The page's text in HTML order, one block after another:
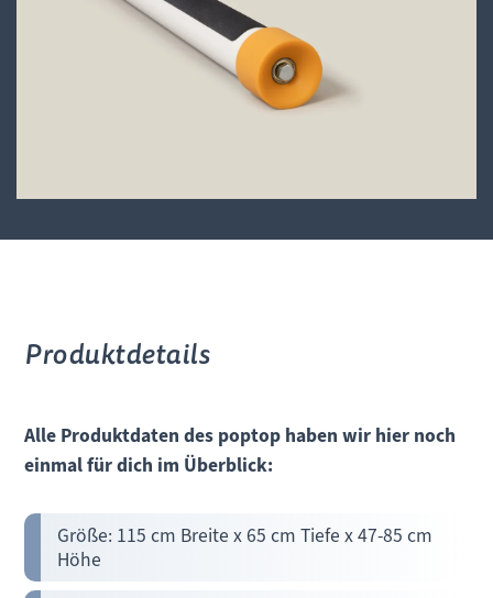
Produktdetails
Alle Produktdaten des poptop haben wir hier noch
einmal für dich im Überblick:
Größe: 115 cm Breite x 65 cm Tiefe x 47-85 cm
Höhe